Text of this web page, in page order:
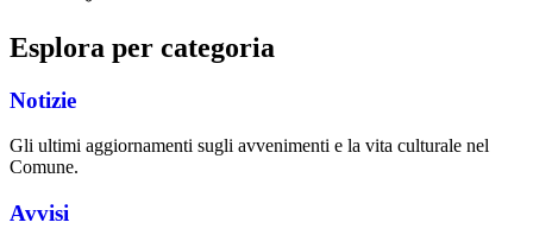
Esplora per categoria
Notizie
Gli ultimi aggiornamenti sugli avvenimenti e la vita culturale nel
Comune.
Avvisi